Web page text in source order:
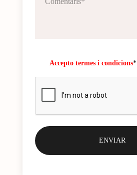
Accepto termes i condicions*